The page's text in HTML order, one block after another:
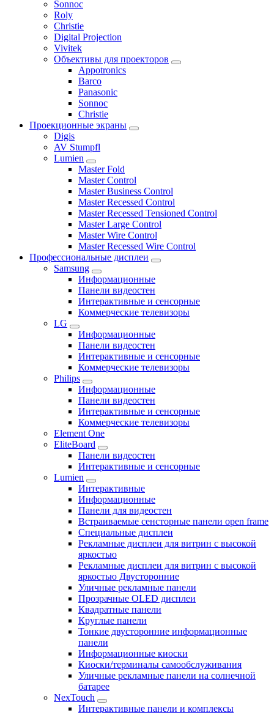
Sonnoc
Roly
Christie
Digital Projection
Vivitek
Объективы для проекторов
Appotronics
Barco
Panasonic
Sonnoc
Сhristie
Проекционные экраны
Digis
AV Stumpfl
Lumien
Master Fold
Master Control
Master Business Control
Master Recessed Control
Master Recessed Tensioned Control
Master Large Control
Master Wire Control
Master Recessed Wire Control
Профессиональные дисплеи
Samsung
Информационные
Панели видеостен
Интерактивные и сенсорные
Коммерческие телевизоры
LG
Информационные
Панели видеостен
Интерактивные и сенсорные
Коммерческие телевизоры
Philips
Информационные
Панели видеостен
Интерактивные и сенсорные
Коммерческие телевизоры
Element One
EliteBoard
Панели видеостен
Интерактивные и сенсорные
Lumien
Интерактивные
Информационные
Панели для видеостен
Встраиваемые сенсторные панели open frame
Специальные дисплеи
Рекламные дисплеи для витрин с высокой
яркостью
Рекламные дисплеи для витрин с высокой
яркостью Двусторонние
Уличные рекламные панели
Прозрачные OLED дисплеи
Квадратные панели
Круглые панели
Тонкие двусторонние информационные
панели
Информационные киоски
Киоски/терминалы самообслуживания
Уличные рекламные панели на солнечной
батарее
NexTouch
Интерактивные панели и комплексы